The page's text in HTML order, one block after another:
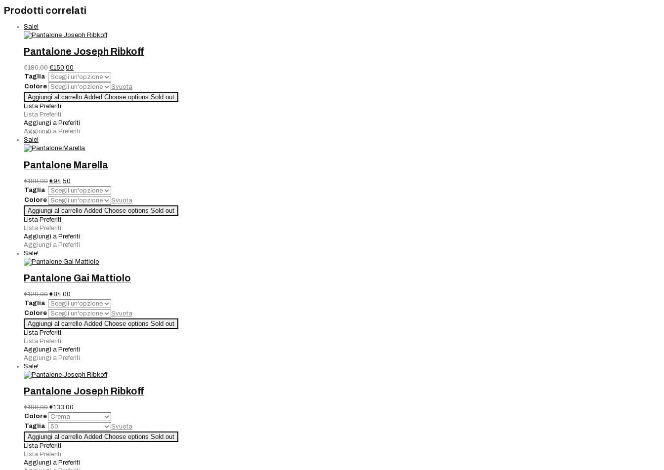
Prodotti correlati
Sale!
Pantalone Joseph Ribkoff
€180,00 Il
prezzo
originale
era:
€180,00.
€150,00
prezzo
attuale
è:
€150,00.
Taglia
Colore
Svuota
Pantalone
Joseph
Ribkoff
quantità
Aggiungi al carrello Added Choose options Sold out
Lista Preferiti
Lista Preferiti
Aggiungi a Preferiti
Aggiungi a Preferiti
Sale!
Pantalone Marella
€189,00 Il
prezzo
originale
era:
€189,00.
€94,50
prezzo
attuale
è:
€94,50.
Taglia
Colore
Svuota
Pantalone
Marella
quantità
Aggiungi al carrello Added Choose options Sold out
Lista Preferiti
Lista Preferiti
Aggiungi a Preferiti
Aggiungi a Preferiti
Sale!
Pantalone Gai Mattiolo
€120,00 Il
prezzo
originale
era:
€120,00.
€84,00
prezzo
attuale
è:
€84,00.
Taglia
Colore
Svuota
Pantalone
Gai
Mattiolo
quantità
Aggiungi al carrello Added Choose options Sold out
Lista Preferiti
Lista Preferiti
Aggiungi a Preferiti
Aggiungi a Preferiti
Sale!
Pantalone Joseph Ribkoff
€190,00 Il
prezzo
originale
era:
€190,00.
€133,00
attuale
è:
€133,00.
Colore
Taglia
Svuota
Pantalone
Joseph
Ribkoff
quantità
Aggiungi al carrello Added Choose options Sold out
Lista Preferiti
Lista Preferiti
Aggiungi a Preferiti